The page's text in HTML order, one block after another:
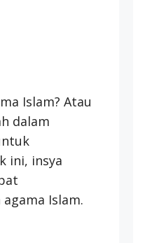
Islam? Atau
dalam
ini, insya
Islam.